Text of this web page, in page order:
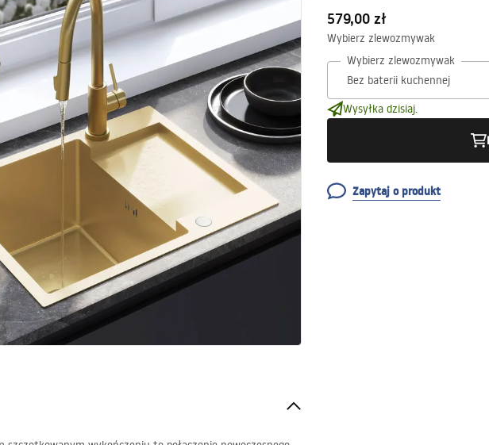
579,00 zł
Wybierz zlewozmywak
Wybierz zlewozmywak
Wysyłka dzisiaj.
Zapytaj o produkt